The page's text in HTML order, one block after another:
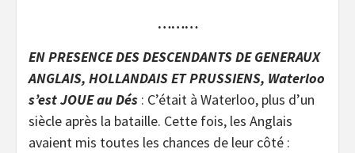
………
EN PRESENCE DES DESCENDANTS DE GENERAUX
ANGLAIS, HOLLANDAIS ET PRUSSIENS, Waterloo
s’est JOUE auDés : C’était à Waterloo, plus d’un
siècle après la bataille. Cette fois, les Anglais
avaient mis toutes les chances de leur côté :